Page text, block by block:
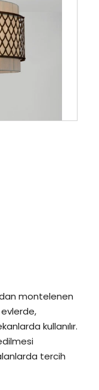
montelenen
evlerde,
kullanılır.
tercih